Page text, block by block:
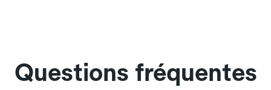
Questions fréquentes